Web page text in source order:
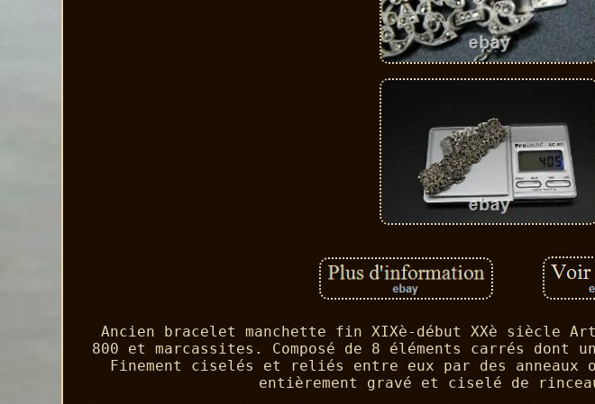
Ancien bracelet manchette fin XIXè-début XXè siècle
800 et marcassites. Composé de 8 éléments carrés
Finement ciselés et reliés entre eux par des anneaux
entièrement gravé et ciselé de